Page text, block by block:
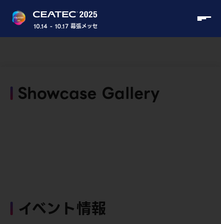
10.14 - 10.17 幕張メッセ
Showcase Gallery
イベント情報